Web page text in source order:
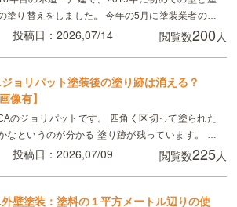
塗り替えをしました。 今年の5月に塗装業者の委
会社の方による点検があり、屋根の塗装が塗れてい
投稿日：2026,07/14 閲覧数200人
ジョリパット塗装後の塗り跡は消える？
画像有】
のジョリパットです。 四角く区切って塗られた
なというのが分かる 塗り跡が残っています。 ハ
スメーカーからは「1〜2年で馴染む、雨の後だから
投稿日：2026,07/09 閲覧数225人
外壁塗装：塗料の１平方メートル辺りの使